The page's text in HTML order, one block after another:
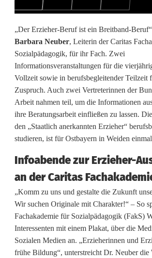
e
l
e
i
t
e
n
E
r
z
i
„Der Erzieher-Beruf ist ein Breitband-
Barbara Neuber, Leiterin der Caritas
Sozialpädagogik, für ihr Fach. Zwei
Informationsveranstaltungen für die
Vollzeit sowie in berufsbegleitender Teilzeit
Zuspruch. Auch zwei Vertreterinnen der
Arbeit nahmen teil, um die Informationen
ihre Beratungsarbeit einfließen zu lassen.
den „Staatlich anerkannten Erzieher“
studieren, ist für Ostbayern in Weiden
Infoabende zur Erzieher-
an der Caritas
„Komm zu uns und gestalte die Zukunft
Wir suchen Originale mit Charakter!“ – So
Fachakademie für Sozialpädagogik (FakS)
Interessenten mit einem Plakat, über die
Sozialen Medien an. „Erzieherinnen und
frühe Bildung“, unterstreicht Dr. Neuber die